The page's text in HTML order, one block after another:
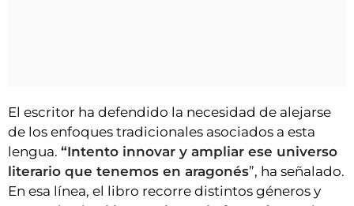
El escritor ha defendido la necesidad de alejarse
de los enfoques tradicionales asociados a esta
lengua. “Intento innovar y ampliar ese universo
literario que tenemos en aragonés”, ha señalado.
En esa línea, el libro recorre distintos géneros y